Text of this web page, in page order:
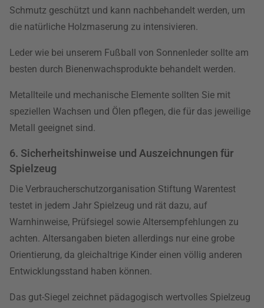
Schmutz geschützt und kann nachbehandelt werden, um
die natürliche Holzmaserung zu intensivieren.
Leder wie bei unserem Fußball von Sonnenleder sollte am
besten durch Bienenwachsprodukte behandelt werden.
Metallteile und mechanische Elemente sollten Sie mit
speziellen Wachsen und Ölen pflegen, die für das jeweilige
Metall geeignet sind.
6. Sicherheitshinweise und Auszeichnungen für
Spielzeug
Die Verbraucherschutzorganisation Stiftung Warentest
testet in jedem Jahr Spielzeug und rät dazu, auf
Warnhinweise, Prüfsiegel sowie Altersempfehlungen zu
achten. Altersangaben bieten allerdings nur eine grobe
Orientierung, da gleichaltrige Kinder einen völlig anderen
Entwicklungsstand haben können.
Das gut-Siegel zeichnet pädagogisch wertvolles Spielzeug